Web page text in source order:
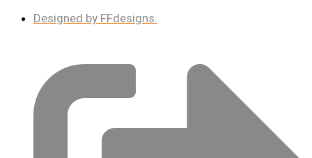
Designed by FFdesigns.